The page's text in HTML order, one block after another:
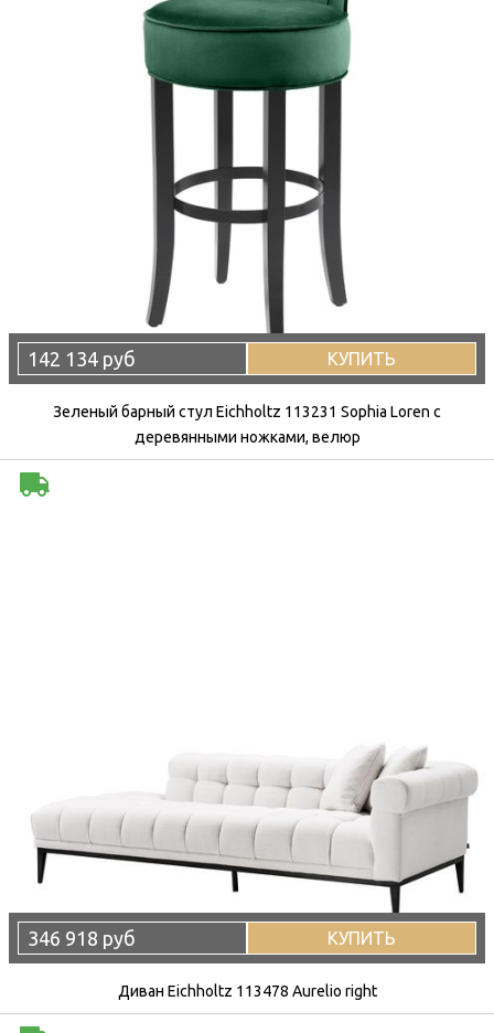
142 134 руб КУПИТЬ
Зеленый барный стул Eichholtz 113231 Sophia Loren с
деревянными ножками, велюр
346 918 руб КУПИТЬ
Диван Eichholtz 113478 Aurelio right